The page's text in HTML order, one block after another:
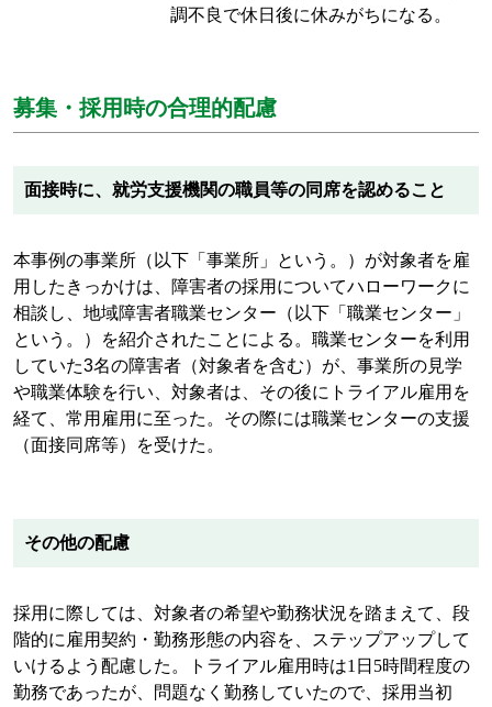
調不良で休日後に休みがちになる。
募集・採用時の合理的配慮
面接時に、就労支援機関の職員等の同席を認めること
本事例の事業所（以下「事業所」という。）が対象者を雇
用したきっかけは、障害者の採用についてハローワークに
相談し、地域障害者職業センター（以下「職業センター」
という。）を紹介されたことによる。職業センターを利用
していた3名の障害者（対象者を含む）が、事業所の見学
や職業体験を行い、対象者は、その後にトライアル雇用を
経て、常用雇用に至った。その際には職業センターの支援
（面接同席等）を受けた。
その他の配慮
採用に際しては、対象者の希望や勤務状況を踏まえて、段
階的に雇用契約・勤務形態の内容を、ステップアップして
いけるよう配慮した。トライアル雇用時は1 日 5時間程度の
勤務であったが、問題なく勤務していたので、採用当初